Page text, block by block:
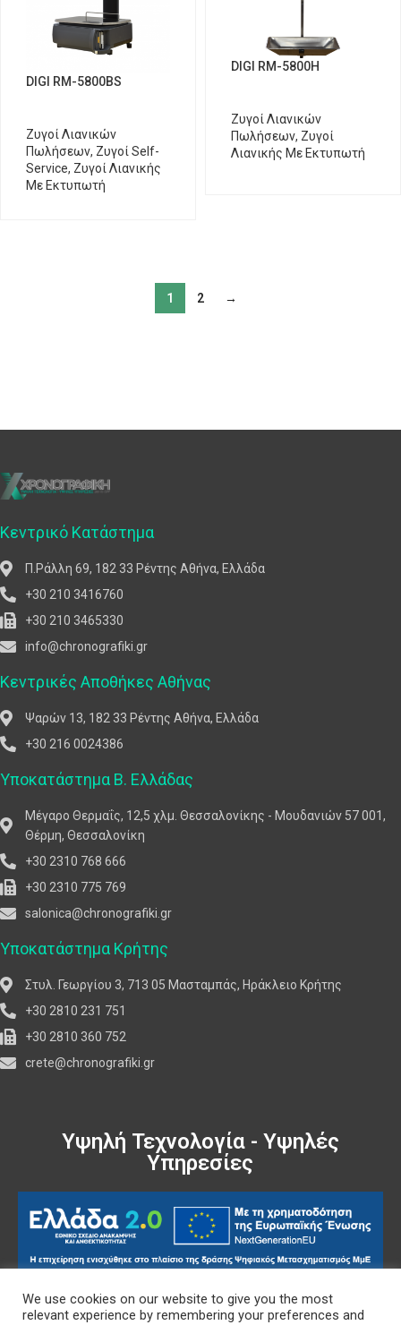
DIGI RM-5800BS
Ζυγοί Λιανικών
Πωλήσεων, Ζυγοί Self-
Service, Ζυγοί Λιανικής
Με Εκτυπωτή
DIGI RM-5800H
Ζυγοί Λιανικών
Πωλήσεων, Ζυγοί
Λιανικής Με Εκτυπωτή
1 2 →
Κεντρικό Κατάστημα
Π.Ράλλη 69, 182 33 Ρέντης Αθήνα, Ελλάδα
+30 210 3416760
+30 210 3465330
info@chronografiki.gr
Κεντρικές Αποθήκες Αθήνας
Ψαρών 13, 182 33 Ρέντης Αθήνα, Ελλάδα
+30 216 0024386
Υποκατάστημα Β. Ελλάδας
Μέγαρο Θερμαΐς, 12,5 χλμ. Θεσσαλονίκης - Μουδανιών 57 001,
Θέρμη, Θεσσαλονίκη
+30 2310 768 666
+30 2310 775 769
salonica@chronografiki.gr
Υποκατάστημα Κρήτης
Στυλ. Γεωργίου 3, 713 05 Μασταμπάς, Ηράκλειο Κρήτης
+30 2810 231 751
+30 2810 360 752
crete@chronografiki.gr
Υψηλή Τεχνολογία - Υψηλές
Υπηρεσίες
Πολιτική Δεδομένων
We use cookies on our website to give you the most
relevant experience by remembering your preferences and